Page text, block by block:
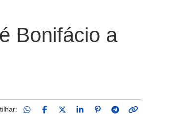
Bonifácio a